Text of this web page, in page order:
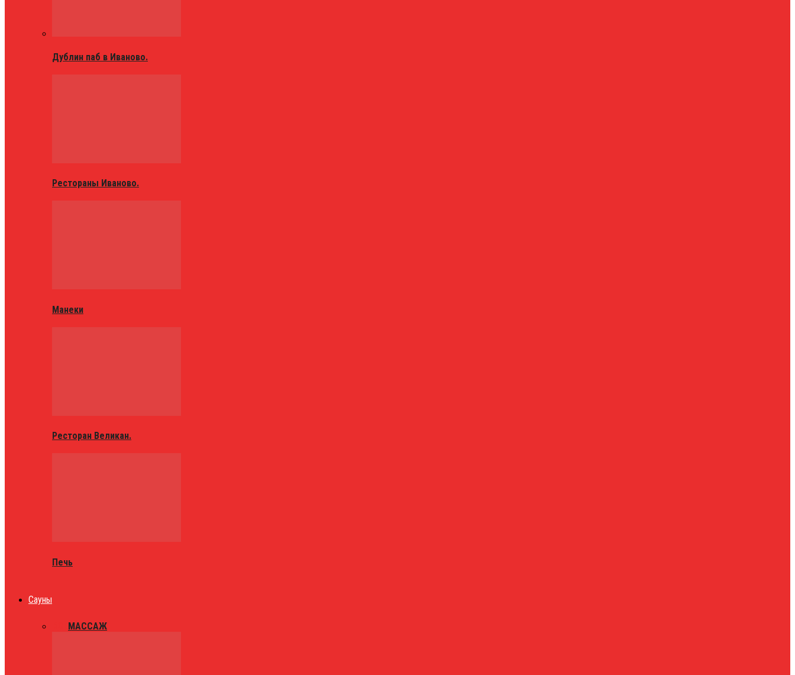
Дублин паб в Иваново.
Рестораны Иваново.
Манеки
Ресторан Великан.
Печь
Сауны
МАССАЖ